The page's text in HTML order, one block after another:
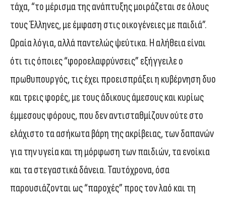
τάχα, “το μέρισμα της ανάπτυξης μοιράζεται σε όλους
τους Έλληνες, με έμφαση στις οικογένειες με παιδιά”.
Ωραία λόγια, αλλά παντελώς ψεύτικα. Η αλήθεια είναι
ότι τις όποιες “φοροελαφρύνσεις” εξήγγειλε ο
πρωθυπουργός, τις έχει προεισπράξει η κυβέρνηση δυο
και τρεις φορές, με τους άδικους άμεσους και κυρίως
έμμεσους φόρους, που δεν αντισταθμίζουν ούτε στο
ελάχιστο τα ασήκωτα βάρη της ακρίβειας, των δαπανών
για την υγεία και τη μόρφωση των παιδιών, τα ενοίκια
και τα στεγαστικά δάνεια. Ταυτόχρονα, όσα
παρουσιάζονται ως “παροχές” προς τον λαό και τη